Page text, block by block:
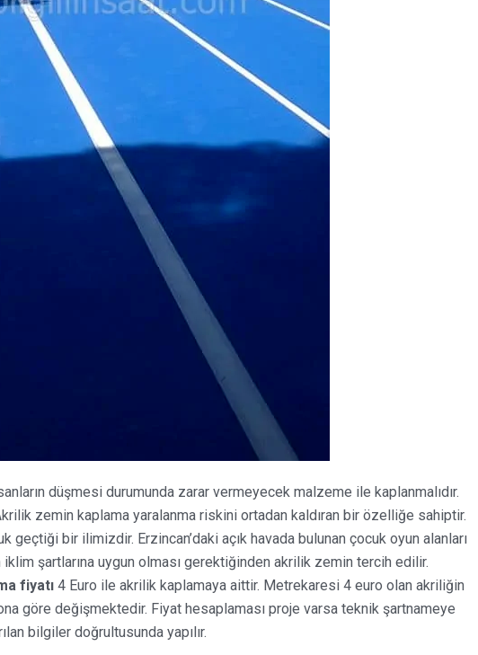
düşmesi durumunda zarar vermeyecek malzeme ile kaplanmalıdır.
zemin kaplama yaralanma riskini ortadan kaldıran bir özelliğe sahiptir.
geçtiği bir ilimizdir. Erzincan’daki açık havada bulunan çocuk oyun alanları
iklim şartlarına uygun olması gerektiğinden akrilik zemin tercih edilir.
fiyatı 4 Euro ile akrilik kaplamaya aittir. Metrekaresi 4 euro olan akriliğin
göre değişmektedir. Fiyat hesaplaması proje varsa teknik şartnameye
bilgiler doğrultusunda yapılır.